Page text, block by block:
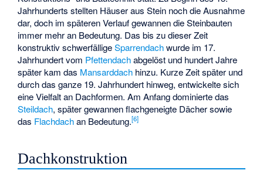
Jahrhunderts stellten Häuser aus Stein noch die Ausnahme
dar, doch im späteren Verlauf gewannen die Steinbauten
immer mehr an Bedeutung. Das bis zu dieser Zeit
konstruktiv schwerfälligeSparrendachwurde im 17.
Jahrhundert vom Pfettendachabgelöst und hundert Jahre
später kam das Mansarddach hinzu. Kurze Zeit später und
durch das ganze 19. Jahrhundert hinweg, entwickelte sich
eine Vielfalt an Dachformen. Am Anfang dominierte das
Steildach, später gewannen flachgeneigte Dächer sowie
das Flachdachan Bedeutung.[6]
Dachkonstruktion